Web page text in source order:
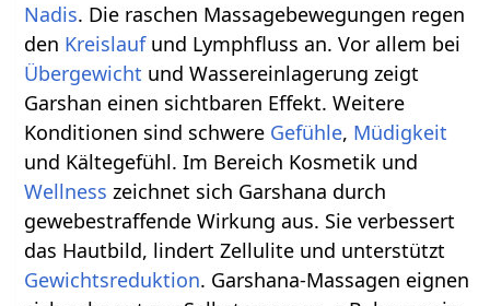
Nadis. Die raschen Massagebewegungen regen
den Kreislaufund Lymphfluss an. Vor allem bei
Übergewicht und Wassereinlagerung zeigt
Garshan einen sichtbaren Effekt. Weitere
Konditionen sind schwere Gefühle, Müdigkeit
und Kältegefühl. Im Bereich Kosmetik und
Wellness zeichnet sich Garshana durch
gewebestraffende Wirkung aus. Sie verbessert
das Hautbild, lindert Zellulite und unterstützt
Gewichtsreduktion. Garshana-Massagen eignen